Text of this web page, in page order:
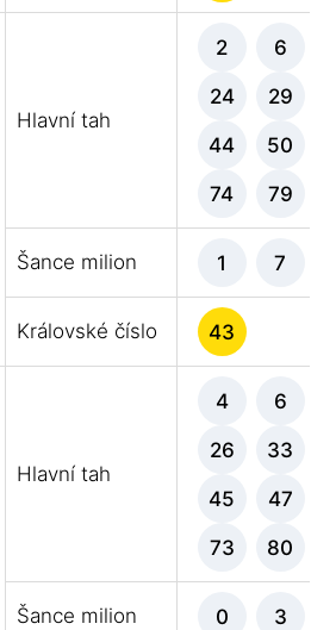
Hlavní tah
2 6
24 29
44 50
74 79
Šance milion 1 7
Královské číslo 43
Hlavní tah
4 6
26 33
45 47
73 80
Šance milion 0 3